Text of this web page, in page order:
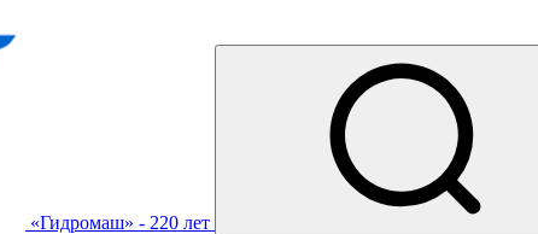
«Гидромаш» - 220 лет